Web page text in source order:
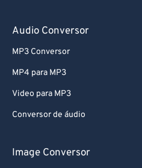
Audio Conversor
MP3 Conversor
MP4 para MP3
Video para MP3
Conversor de áudio
Image Conversor